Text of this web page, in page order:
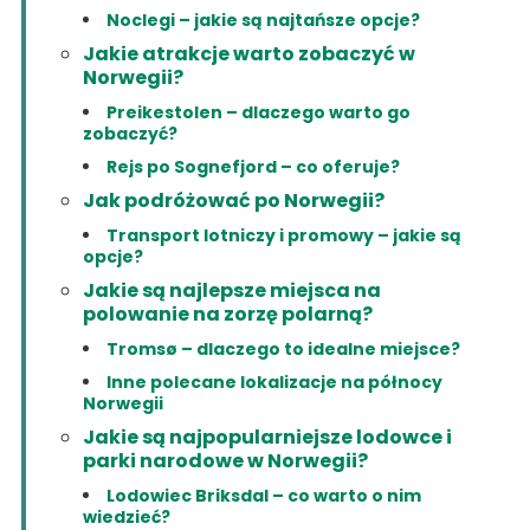
Noclegi – jakie są najtańsze opcje?
Jakie atrakcje warto zobaczyć w
Norwegii?
Preikestolen – dlaczego warto go
zobaczyć?
Rejs po Sognefjord – co oferuje?
Jak podróżować po Norwegii?
Transport lotniczy i promowy – jakie są
opcje?
Jakie są najlepsze miejsca na
polowanie na zorzę polarną?
Tromsø – dlaczego to idealne miejsce?
Inne polecane lokalizacje na północy
Norwegii
Jakie są najpopularniejsze lodowce i
parki narodowe w Norwegii?
Lodowiec Briksdal – co warto o nim
wiedzieć?